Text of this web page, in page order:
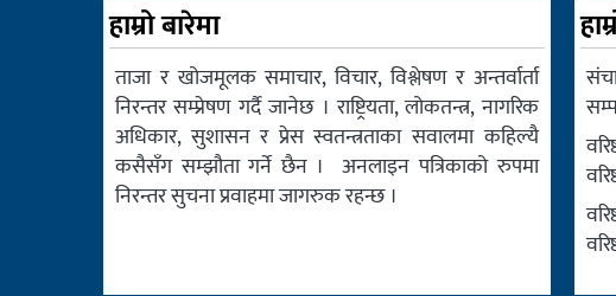
हाम्रो बारेमा
ताजा र खोजमूलक समाचार, विचार, विश्लेषण र अन्तर्वार्ता
निरन्तर सम्प्रेषण गर्दै जानेछ । राष्ट्रियता, लोकतन्त्र, नागरिक
अधिकार, सुशासन र प्रेस स्वतन्त्रताका सवालमा कहिल्यै
कसैसँग सम्झौता गर्ने छैन । अनलाइन पत्रिकाको रुपमा
निरन्तर सुचना प्रवाहमा जागरुक रहन्छ ।